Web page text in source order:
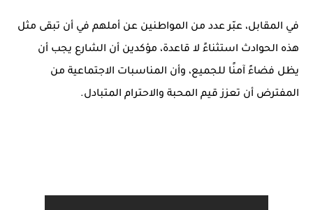
في المقابل، عبّر عدد من المواطنين عن أملهم في أن تبقى مثل
هذه الحوادث استثناءً لا قاعدة، مؤكدين أن الشارع يجب أن
يظل فضاءً آمنًا للجميع، وأن المناسبات الاجتماعية من
المفترض أن تعزز قيم المحبة والاحترام المتبادل.